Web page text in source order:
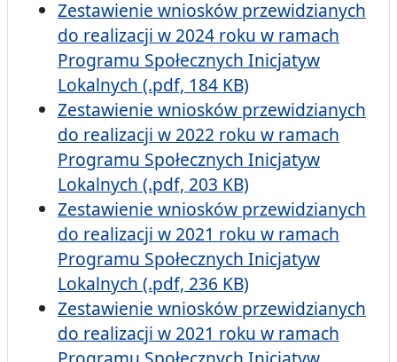
Zestawienie wniosków przewidzianych
do realizacji w 2024 roku w ramach
Programu Społecznych Inicjatyw
Lokalnych (.pdf, 184 KB)
Zestawienie wniosków przewidzianych
do realizacji w 2022 roku w ramach
Programu Społecznych Inicjatyw
Lokalnych (.pdf, 203 KB)
Zestawienie wniosków przewidzianych
do realizacji w 2021 roku w ramach
Programu Społecznych Inicjatyw
Lokalnych (.pdf, 236 KB)
Zestawienie wniosków przewidzianych
do realizacji w 2021 roku w ramach